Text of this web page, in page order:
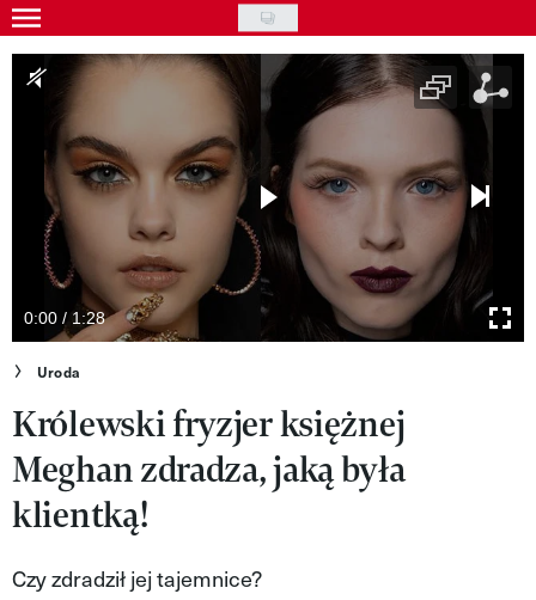
Skip
to
main
content
Gwiazdy
Moda
Uroda
Styl życia
Kultura
Wideo
Nasze akcje
VIVA!ART
VIVA!MODA
0:00 / 1:28
Uroda
Królewski fryzjer księżnej
Meghan zdradza, jaką była
klientką!
Czy zdradził jej tajemnice?